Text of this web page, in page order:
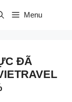
Menu
ĐÃ